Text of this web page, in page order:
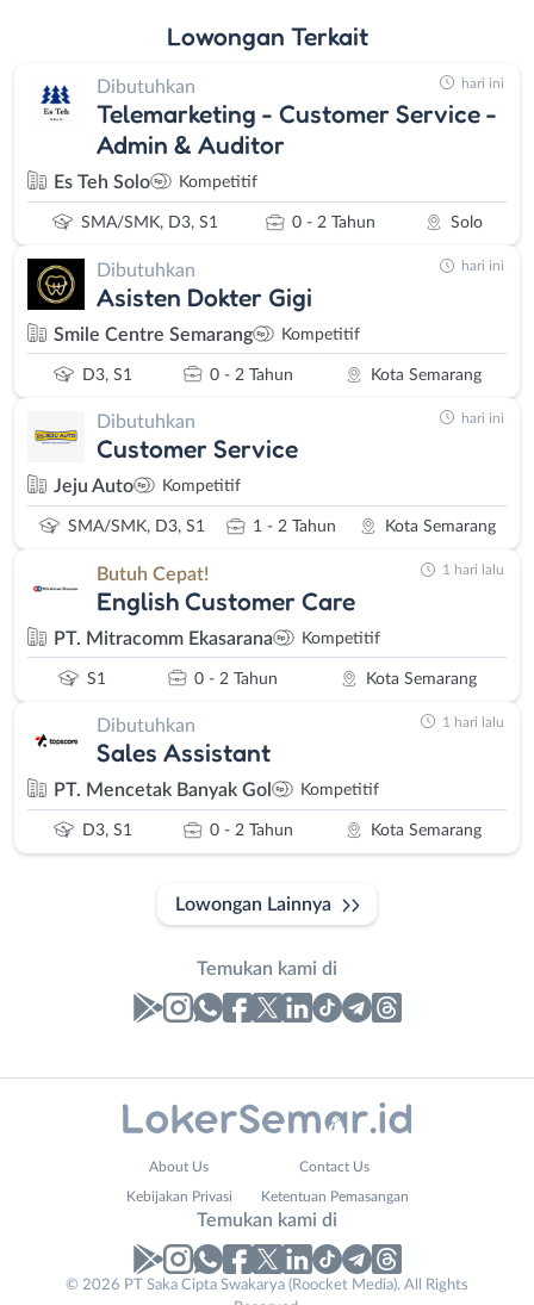
Lowongan Terkait
Dibutuhkan
Telemarketing - Customer Service -
Admin & Auditor
Es Teh Solo Kompetitif
SMA/SMK, D3, S1 0 - 2 Tahun Solo
hari ini
Dibutuhkan
Asisten Dokter Gigi
Smile Centre Semarang Kompetitif
D3, S1 0 - 2 Tahun Kota Semarang
hari ini
Dibutuhkan
Customer Service
Jeju Auto Kompetitif
SMA/SMK, D3, S1 1 - 2 Tahun Kota Semarang
hari ini
Butuh Cepat!
English Customer Care
PT. Mitracomm Ekasarana Kompetitif
S1 0 - 2 Tahun Kota Semarang
1 hari lalu
Dibutuhkan
Sales Assistant
PT. Mencetak Banyak Gol Kompetitif
D3, S1 0 - 2 Tahun Kota Semarang
1 hari lalu
Lowongan Lainnya
Temukan kami di
No. Telp /
About Us Contact Us
Kebijakan Privasi Ketentuan Pemasangan
Temukan kami di
© 2026 PT Saka Cipta Swakarya (Roocket Media). All Rights